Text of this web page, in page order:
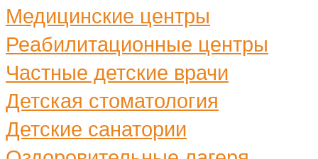
Медицинские центры
Реабилитационные центры
Частные детские врачи
Детская стоматология
Детские санатории